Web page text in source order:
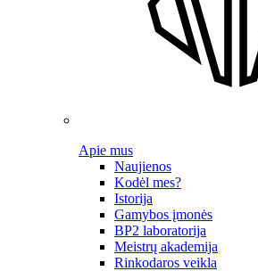
Apie mus
Naujienos
Kodėl mes?
Istorija
Gamybos įmonės
BP2 laboratorija
Meistrų akademija
Rinkodaros veikla